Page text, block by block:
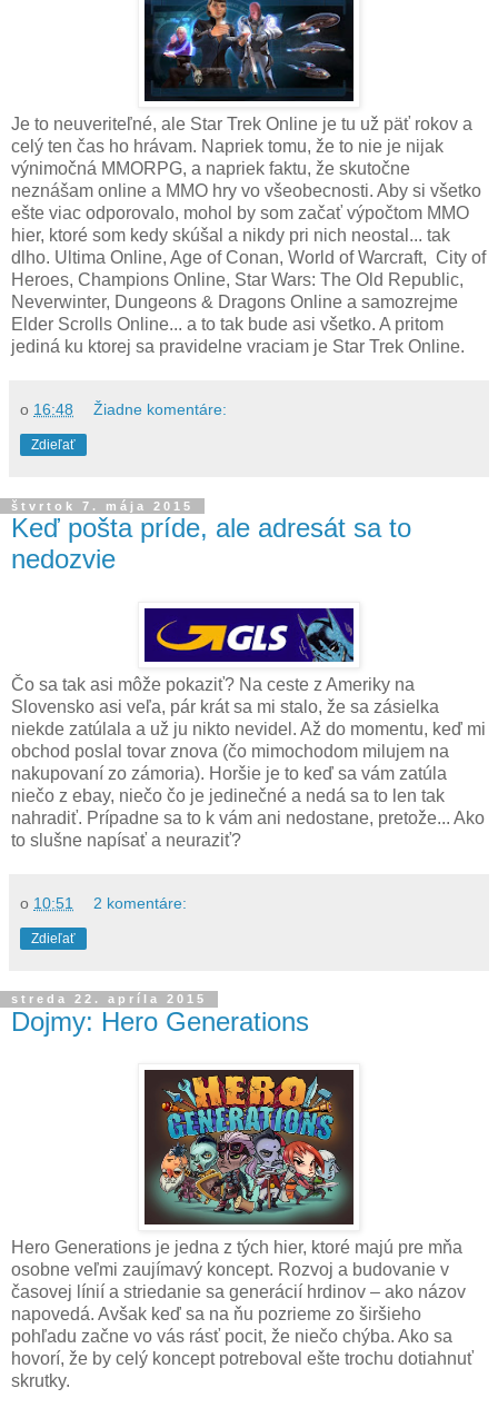
Je to neuveriteľné, ale Star Trek Online je tu už päť rokov a
celý ten čas ho hrávam. Napriek tomu, že to nie je nijak
výnimočná MMORPG, a napriek faktu, že skutočne
neznášam online a MMO hry vo všeobecnosti. Aby si všetko
ešte viac odporovalo, mohol by som začať výpočtom MMO
hier, ktoré som kedy skúšal a nikdy pri nich neostal... tak
dlho. Ultima Online, Age of Conan, World of Warcraft, City of
Heroes, Champions Online, Star Wars: The Old Republic,
Neverwinter, Dungeons & Dragons Online a samozrejme
Elder Scrolls Online... a to tak bude asi všetko. A pritom
jediná ku ktorej sa pravidelne vraciam je Star Trek Online.
o 16:48 Žiadne komentáre:
Zdieľať
štvrtok 7. mája 2015
Keď pošta príde, ale adresát sa to
nedozvie
Čo sa tak asi môže pokaziť? Na ceste z Ameriky na
Slovensko asi veľa, pár krát sa mi stalo, že sa zásielka
niekde zatúlala a už ju nikto nevidel. Až do momentu, keď mi
obchod poslal tovar znova (čo mimochodom milujem na
nakupovaní zo zámoria). Horšie je to keď sa vám zatúla
niečo z ebay, niečo čo je jedinečné a nedá sa to len tak
nahradiť. Prípadne sa to k vám ani nedostane, pretože... Ako
to slušne napísať a neuraziť?
o 10:51 2 komentáre:
Zdieľať
streda 22. apríla 2015
Dojmy: Hero Generations
Hero Generations je jedna z tých hier, ktoré majú pre mňa
osobne veľmi zaujímavý koncept. Rozvoj a budovanie v
časovej línií a striedanie sa generácií hrdinov – ako názov
napovedá. Avšak keď sa na ňu pozrieme zo širšieho
pohľadu začne vo vás rásť pocit, že niečo chýba. Ako sa
hovorí, že by celý koncept potreboval ešte trochu dotiahnuť
skrutky.